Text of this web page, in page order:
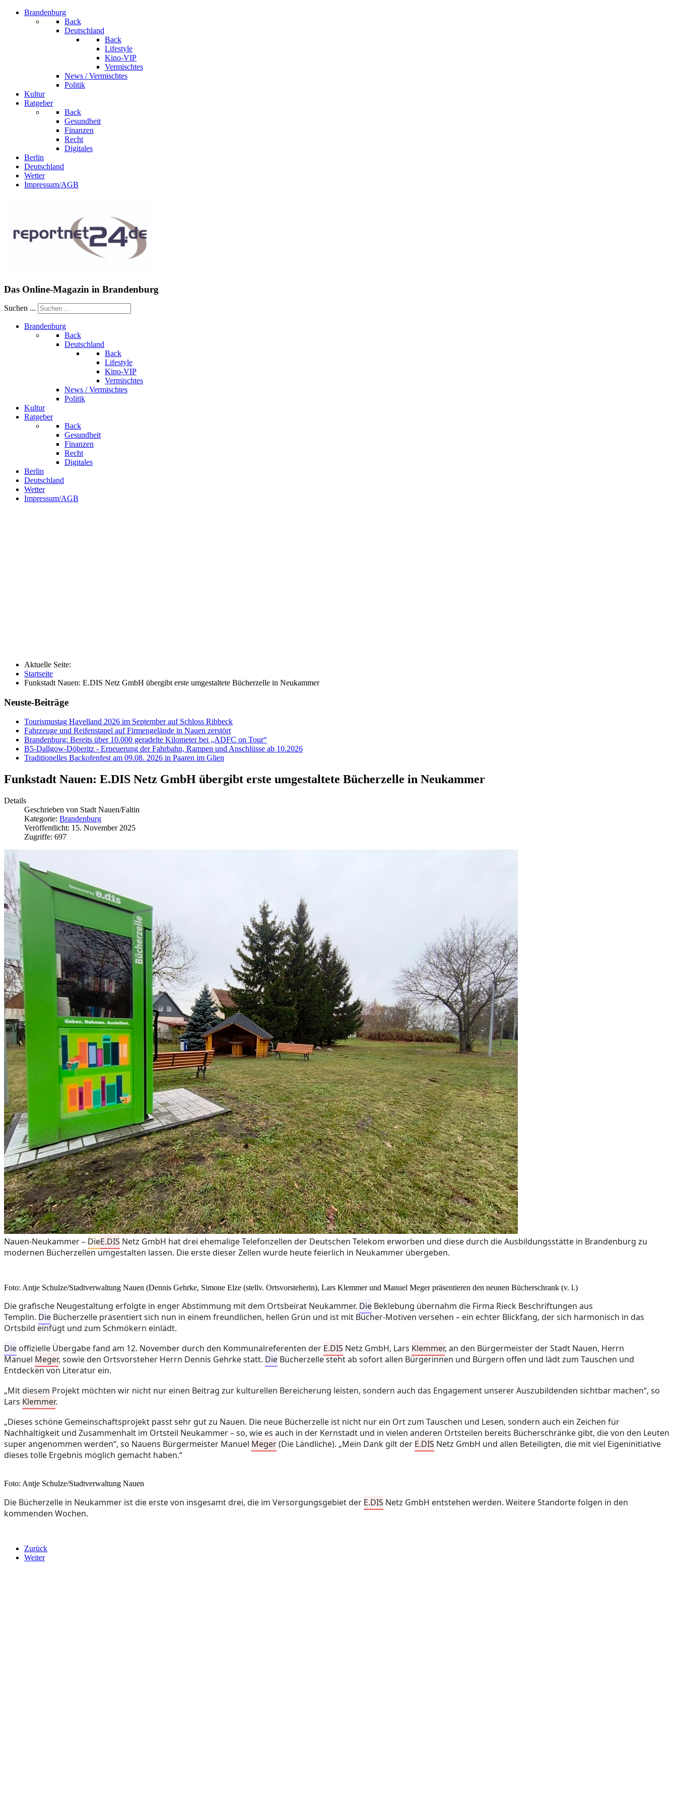
Brandenburg
Back
Deutschland
Back
Lifestyle
Kino-VIP
Vermischtes
News / Vermischtes
Politik
Kultur
Ratgeber
Back
Gesundheit
Finanzen
Recht
Digitales
Berlin
Deutschland
Wetter
Impressum/AGB
Das Online-Magazin in Brandenburg
Suchen ...
Brandenburg
Back
Deutschland
Back
Lifestyle
Kino-VIP
Vermischtes
News / Vermischtes
Politik
Kultur
Ratgeber
Back
Gesundheit
Finanzen
Recht
Digitales
Berlin
Deutschland
Wetter
Impressum/AGB
Aktuelle Seite:
Startseite
Funkstadt Nauen: E.DIS Netz GmbH übergibt erste umgestaltete Bücherzelle in Neukammer
Neuste-Beiträge
Tourismustag Havelland 2026 im September auf Schloss Ribbeck
Fahrzeuge und Reifenstapel auf Firmengelände in Nauen zerstört
Brandenburg: Bereits über 10.000 geradelte Kilometer bei „ADFC on Tour“
B5-Dallgow-Döberitz - Erneuerung der Fahrbahn, Rampen und Anschlüsse ab 10.2026
Traditionelles Backofenfest am 09.08. 2026 in Paaren im Glien
Funkstadt Nauen: E.DIS Netz GmbH übergibt erste umgestaltete Bücherzelle in Neukammer
Details
Geschrieben von Stadt Nauen/Faltin
Kategorie: Brandenburg
Veröffentlicht: 15. November 2025
Zugriffe: 697
Nauen-Neukammer– DieE.DIS Netz GmbH hat drei ehemalige Telefonzellen der Deutschen Telekom erworben und diese durch die Ausbildungsstätte in Brandenburg zu
modernen Bücherzellen umgestalten lassen. Die erste dieser Zellen wurde heute feierlich in Neukammer übergeben.
Foto: Antje Schulze/Stadtverwaltung Nauen (Dennis Gehrke, Simone Elze (stellv. Ortsvorsteherin), Lars Klemmer und Manuel Meger präsentieren den neunen Bücherschrank (v. l.)
Die grafische Neugestaltung erfolgte in enger Abstimmung mit dem Ortsbeirat Neukammer. Die Beklebung übernahm die Firma Rieck Beschriftungen aus
Templin. Die Bücherzelle präsentiert sich nun in einem freundlichen, hellen Grün und ist mit Bücher-Motiven versehen – ein echter Blickfang, der sich harmonisch in das
Ortsbild einfügt und zum Schmökern einlädt.
Die offizielle Übergabe fand am 12. November durch den Kommunalreferenten der E.DIS Netz GmbH, Lars Klemmer, an den Bürgermeister der Stadt Nauen, Herrn
Manuel Meger, sowie den Ortsvorsteher Herrn Dennis Gehrke statt. Die Bücherzelle steht ab sofort allen Bürgerinnen und Bürgern offen und lädt zum Tauschen und
Entdecken von Literatur ein.
„Mit diesem Projekt möchten wir nicht nur einen Beitrag zur kulturellen Bereicherung leisten, sondern auch das Engagement unserer Auszubildenden sichtbar machen“, so
Lars Klemmer.
„Dieses schöne Gemeinschaftsprojekt passt sehr gut zu Nauen. Die neue Bücherzelle ist nicht nur ein Ort zum Tauschen und Lesen, sondern auch ein Zeichen für
Nachhaltigkeit und Zusammenhalt im Ortsteil Neukammer – so, wie es auch in der Kernstadt und in vielen anderen Ortsteilen bereits Bücherschränke gibt, die von den Leuten
super angenommen werden“, so Nauens Bürgermeister Manuel Meger(Die Ländliche). „Mein Dank gilt der E.DIS Netz GmbH und allen Beteiligten, die mit viel Eigeninitiative
dieses tolle Ergebnis möglich gemacht haben.“
Foto: Antje Schulze/Stadtverwaltung Nauen
Die Bücherzelle in Neukammer ist die erste von insgesamt drei, die im Versorgungsgebiet der E.DIS Netz GmbH entstehen werden. Weitere Standorte folgen in den
kommenden Wochen.
Zurück
Weiter